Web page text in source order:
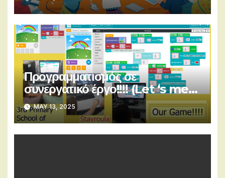
Προγραμματισμός σε
συνεργατικό έργο!!!! (Let ‘s meet
in the coding world)
MAY 13, 2025